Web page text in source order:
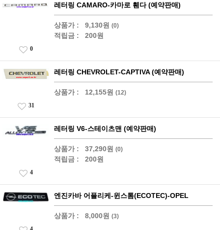
레터링 CAMARO-카마로 휀다 (예약판매)
상품가 : 9,130원 (0)
적립금 : 200원
0
레터링 CHEVROLET-CAPTIVA (예약판매)
상품가 : 12,155원 (12)
31
레터링 V6-스테이츠맨 (예약판매)
상품가 : 37,290원 (0)
적립금 : 200원
4
엔진카바 어플리케-윈스톰(ECOTEC)-OPEL
상품가 : 8,000원 (3)